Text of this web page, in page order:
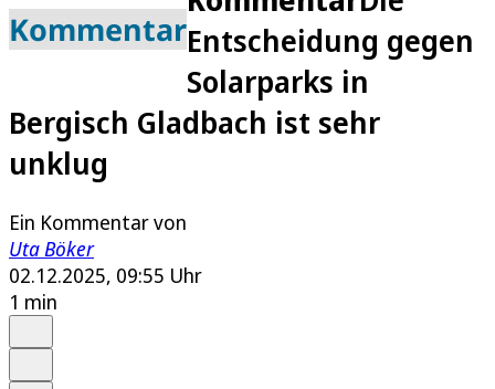
KommentarEntscheidung gegen
Solarparks in
Bergisch Gladbach ist sehr
unklug
Ein Kommentar von
Uta Böker
02.12.2025, 09:55 Uhr
1 min